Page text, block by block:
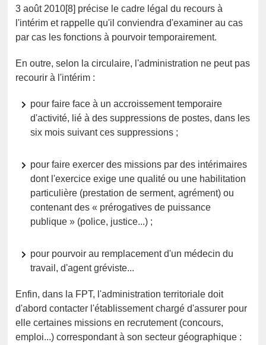
3 août 2010[8] précise le cadre légal du recours à
l'intérim et rappelle qu'il conviendra d'examiner au cas
par cas les fonctions à pourvoir temporairement.
En outre, selon la circulaire, l'administration ne peut pas
recourir à l'intérim :
pour faire face à un accroissement temporaire
d'activité, lié à des suppressions de postes, dans les
six mois suivant ces suppressions ;
pour faire exercer des missions par des intérimaires
dont l'exercice exige une qualité ou une habilitation
particulière (prestation de serment, agrément) ou
contenant des « prérogatives de puissance
publique » (police, justice...) ;
pour pourvoir au remplacement d'un médecin du
travail, d'agent gréviste...
Enfin, dans la FPT, l'administration territoriale doit
d'abord contacter l'établissement chargé d'assurer pour
elle certaines missions en recrutement (concours,
emploi...) correspondant à son secteur géographique :